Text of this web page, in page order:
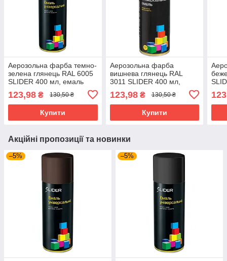
Аерозольна фарба темно-
зелена глянець RAL 6005
SLIDER 400 мл, емаль
фарба у балончику темно-
зелена
123,98 ₴ 130,50 ₴
Купити
Аерозольна фарба
вишнева глянець RAL
3011 SLIDER 400 мл,
емаль фарба у балончику
вишнева
123,98₴ 130,50 ₴
Купити
Акційні пропозиції та новинки
–5% –5%